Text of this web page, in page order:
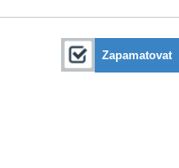
Zapamatovat